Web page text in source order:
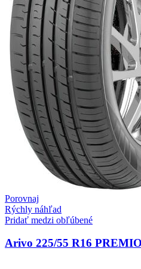
Porovnaj
Rýchly náhľad
Pridať medzi obľúbené
Arivo 225/55 R16